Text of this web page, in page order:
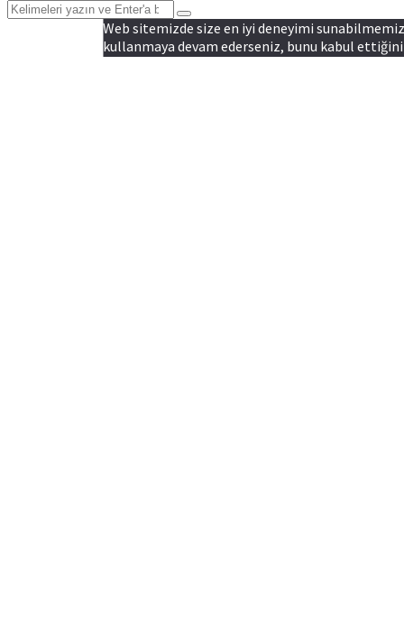
Web sitemizde size en iyi deneyimi
kullanmaya devam ederseniz, bunu kabul